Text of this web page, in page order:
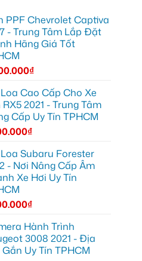
PPF Chevrolet Captiva
- Trung Tâm Lắp Đặt
Hãng Giá Tốt
₫
Cao Cấp Cho Xe
RX5 2021 - Trung Tâm
Cấp Uy Tín TPHCM
₫
Subaru Forester
- Nơi Nâng Cấp Âm
Xe Hơi Uy Tín
₫
Hành Trình
3008 2021 - Địa
Uy Tín TPHCM